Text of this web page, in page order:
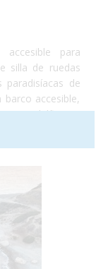
para
silla de ruedas
paradisíacas de
accesible,
con delfines y
personas con